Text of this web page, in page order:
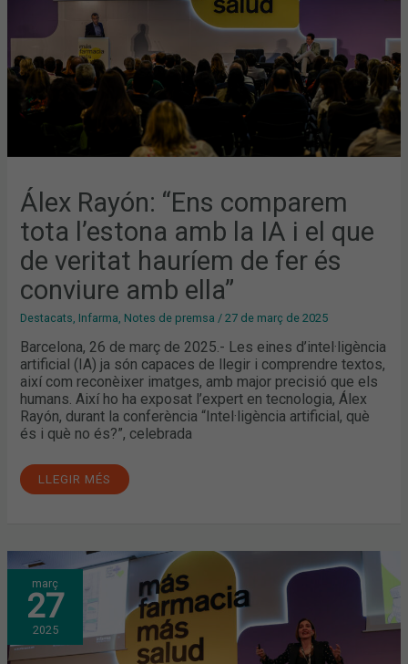
Álex Rayón: “Ens comparem
tota l’estona amb la IA i el que
de veritat hauríem de fer és
conviure amb ella”
Destacats Infarma Notes de premsa /27 de març de 2025
Barcelona, 26 de març de 2025.- Les eines d’intel·ligència
artificial (IA) ja són capaces de llegir i comprendre textos,
així com reconèixer imatges, amb major precisió que els
humans. Així ho ha exposat l’expert en tecnologia, Álex
Rayón, durant la conferència “Intel·ligència artificial, què
és i què no és?”, celebrada
EL
DE
VERITAT
HAURÍEM
DE
FER
CONVIURE
ELLA”
LLEGIR MÉS
març
27
2025
BOTICARIA
GARCÍA
DESTACA
A
INFARMA LA
NECESSITAT
QUE
FARMACÈUTICS